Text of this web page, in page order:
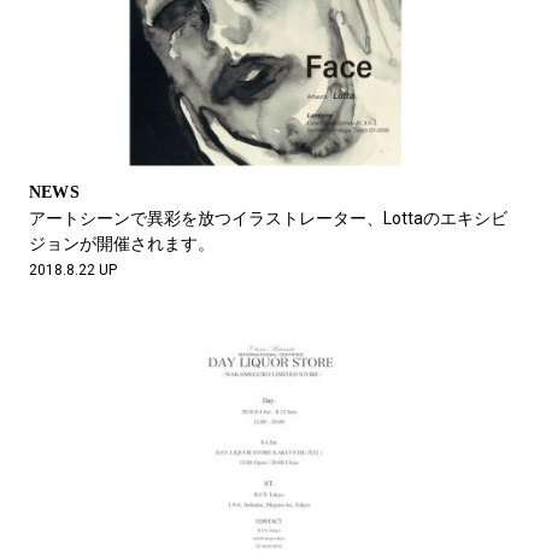
NEWS
アートシーンで異彩を放つイラストレーター、Lottaのエキシビ
ジョンが開催されます。
2018.8.22 UP